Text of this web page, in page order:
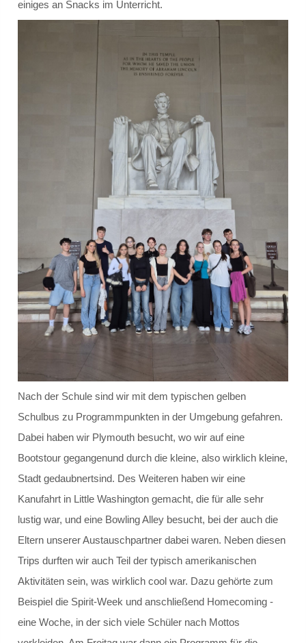
Klassenrat
Model United Nations
Schulmediator*innen-AG
Schulgarten-AG
Fahrrad-AG
Musik AGs
Schulsanitätsdienst
Cafeteria
Schulbibliothek
Projekte
Medienscouts
einiges an Snacks im Unterricht.
Nach der Schule sind wir mit dem typischen gelben
Schulbus zu Programmpunkten in der Umgebung gefahren.
Dabei haben wir Plymouth besucht, wo wir auf eine
Bootstour gegangenund durch die kleine, also wirklich kleine,
Stadt gedaubnertsind. Des Weiteren haben wir eine
Kanufahrt in Little Washington gemacht, die für alle sehr
lustig war, und eine Bowling Alley besucht, bei der auch die
Eltern unserer Austauschpartner dabei waren. Neben diesen
Trips durften wir auch Teil der typisch amerikanischen
Aktivitäten sein, was wirklich cool war. Dazu gehörte zum
Beispiel die Spirit-Week und anschließend Homecoming -
eine Woche, in der sich viele Schüler nach Mottos